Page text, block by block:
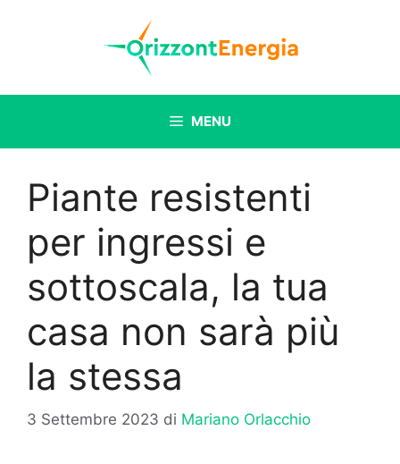
MENU
Piante resistenti
per ingressi e
sottoscala, la tua
casa non sarà più
la stessa
3 Settembre 2023 di Mariano Orlacchio